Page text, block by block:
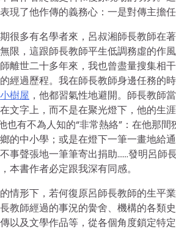
現了他作傳的義務心：一是對傳主擔任
很多有名學者來，呂叔湘師長教師在
限，這跟師長教師平生低調務虛的作
離世二十多年來，我也曾盡量搜集相
經過歷程。我在師長教師身邊任務的
小樹屋 ，他都習氣性地避開。師長教師
文字上，而不是在聚光燈下，他的生
也有不為人知的“非常熱絡”：在他那
的中小學；或是在燈下一筆一畫地給
事聲張地一筆筆寄出捐助……發明呂師
本書作者必定跟我深有同感。
情形下，若何復原呂師長教師的生平
教師經過的事況的黌舍、機構的各類
以及文學作品等，從各個角度鎖定特